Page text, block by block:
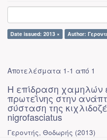
Date issued: 2013 × Author:
Αποτελέσματα 1-1 από 1
Η επίδραση χαμηλών
πρωτεΐνης στην
σύσταση της
nigrofasciatus
Γεροντής, Θοδωρής (2013)